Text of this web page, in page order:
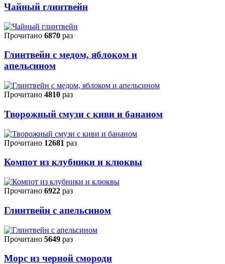
Чайный глинтвейн
Прочитано 6870 раз
Глинтвейн с медом, яблоком и
апельсином
Прочитано 4810 раз
Творожный смузи с киви и бананом
Прочитано 12681 раз
Компот из клубники и клюквы
Прочитано 6922 раз
Глинтвейн с апельсином
Прочитано 5649 раз
Морс из черной смороди